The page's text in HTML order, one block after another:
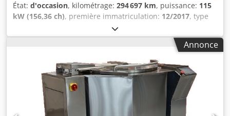
État: d'occasion, kilométrage: 294 697 km, puissance: 115
kW (156,36 ch), première immatriculation: 12/2017, type
, poids total:
type d'engrenage:automatique, classe d'émission:Euro 6,
2017,
ABS, programme électronique de stabilité
, Superstructure : AMC GmbH Coswig * Modèle
Master année 2017 * Pression de service admise –
Compartiment I & II = 0,5 bar * Pression d’épreuve 0,65 bar
* Volume : Compartiment I 2 500 litres – Compartiment II
550/550 litres Dwedpfx Aloxwf Urebea Équipement : *
Annonce